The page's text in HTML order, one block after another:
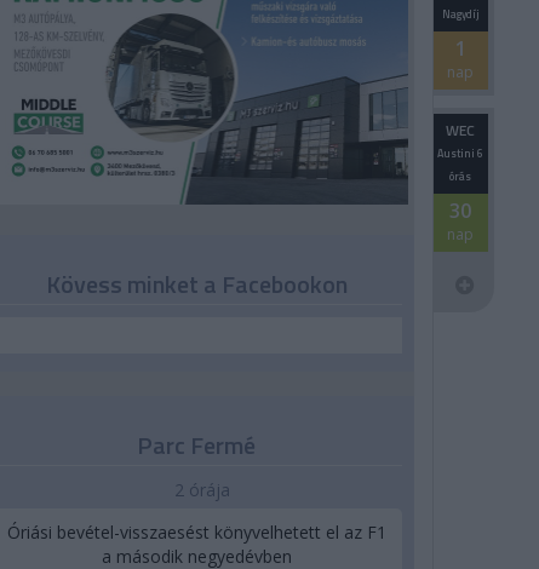
Nagydíj
1
nap
WEC
Austini 6
órás
30
nap
Kövess minket a Facebookon
Parc Fermé
2 órája
Óriási bevétel-visszaesést könyvelhetett el az F1
a második negyedévben